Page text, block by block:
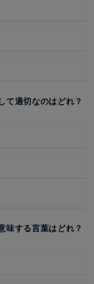
て適切なのはどれ？
味する言葉はどれ？